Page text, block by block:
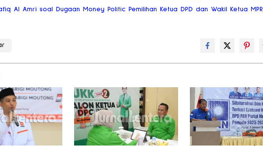
Al Amri soal Dugaan Money Politic Pemilihan Ketua DPD dan Wakil Ketua MPR